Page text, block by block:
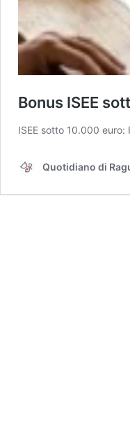
Bonus ISEE
ISEE sotto 10.000
Quotidiano di